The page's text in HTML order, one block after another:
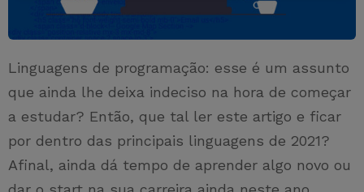
Linguagens de programação: esse é um assunto
que ainda lhe deixa indeciso na hora de começar
a estudar? Então, que tal ler este artigo e ficar
por dentro das principais linguagens de 2021?
Afinal, ainda dá tempo de aprender algo novo ou